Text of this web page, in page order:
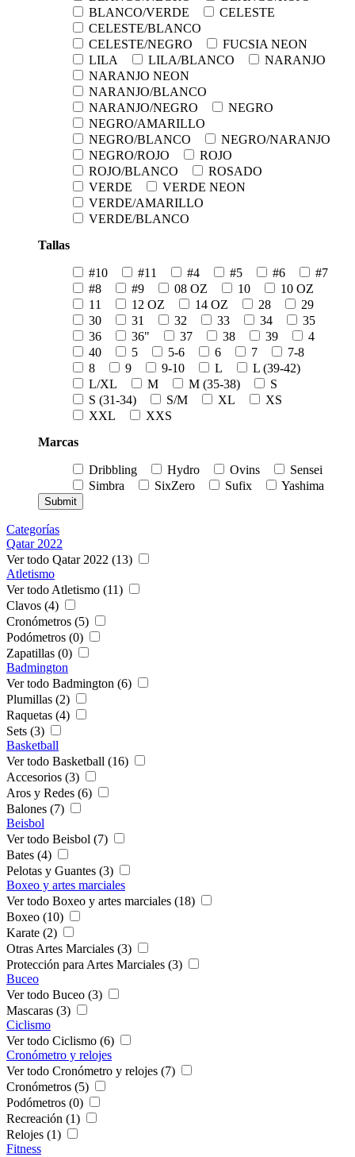
BLANCO/VERDE
CELESTE
CELESTE/BLANCO
CELESTE/NEGRO
FUCSIA NEON
LILA
LILA/BLANCO
NARANJO
NARANJO NEON
NARANJO/BLANCO
NARANJO/NEGRO
NEGRO
NEGRO/AMARILLO
NEGRO/BLANCO
NEGRO/NARANJO
NEGRO/ROJO
ROJO
ROJO/BLANCO
ROSADO
VERDE
VERDE NEON
VERDE/AMARILLO
VERDE/BLANCO
Tallas
#10 #11 #4 #5 #6
#7
#8
#9 08 OZ 10
10 OZ
11
12 OZ 14 OZ 28
29
30
31 32 33 34
35
36
36" 37 38 39
4
40
5 5-6 6 7
7-8
8
9 9-10 L
L (39-42)
L/XL
M M (35-38)
S
S (31-34)
S/M XL
XS
XXL
XXS
Marcas
Dribbling Hydro Ovins
Sensei
Simbra
SixZero Sufix Yashima
Categorías
Qatar 2022
Ver todo Qatar 2022 (13)
Atletismo
Ver todo Atletismo (11)
Clavos (4)
Cronómetros (5)
Podómetros (0)
Zapatillas (0)
Badmington
Ver todo Badmington (6)
Plumillas (2)
Raquetas (4)
Sets (3)
Basketball
Ver todo Basketball (16)
Accesorios (3)
Aros y Redes (6)
Balones (7)
Beisbol
Ver todo Beisbol (7)
Bates (4)
Pelotas y Guantes (3)
Boxeo y artes marciales
Ver todo Boxeo y artes marciales (18)
Boxeo (10)
Karate (2)
Otras Artes Marciales (3)
Protección para Artes Marciales (3)
Buceo
Ver todo Buceo (3)
Mascaras (3)
Ciclismo
Ver todo Ciclismo (6)
Cronómetro y relojes
Ver todo Cronómetro y relojes (7)
Cronómetros (5)
Podómetros (0)
Recreación (1)
Relojes (1)
Fitness